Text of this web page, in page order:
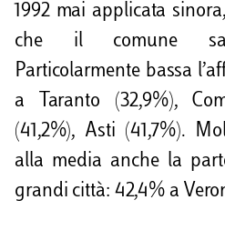
1992 mai applicata
che il comune
Particolarmente bassa
a Taranto (32,9%),
(41,2%), Asti (41,7%).
alla media anche la
grandi città: 42,4% a